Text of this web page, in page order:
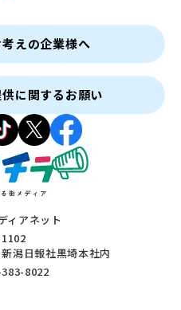
ィアネット
1102
潟日報社黒埼本社内
8022
えの企業様へ
に関するお願い